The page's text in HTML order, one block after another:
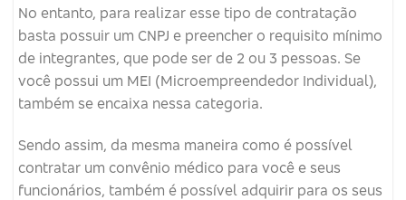
No entanto, para realizar esse tipo de contratação
basta possuir um CNPJ e preencher o requisito mínimo
de integrantes, que pode ser de 2 ou 3 pessoas. Se
você possui um MEI (Microempreendedor Individual),
também se encaixa nessa categoria.
Sendo assim, da mesma maneira como é possível
contratar um convênio médico para você e seus
funcionários, também é possível adquirir para os seus